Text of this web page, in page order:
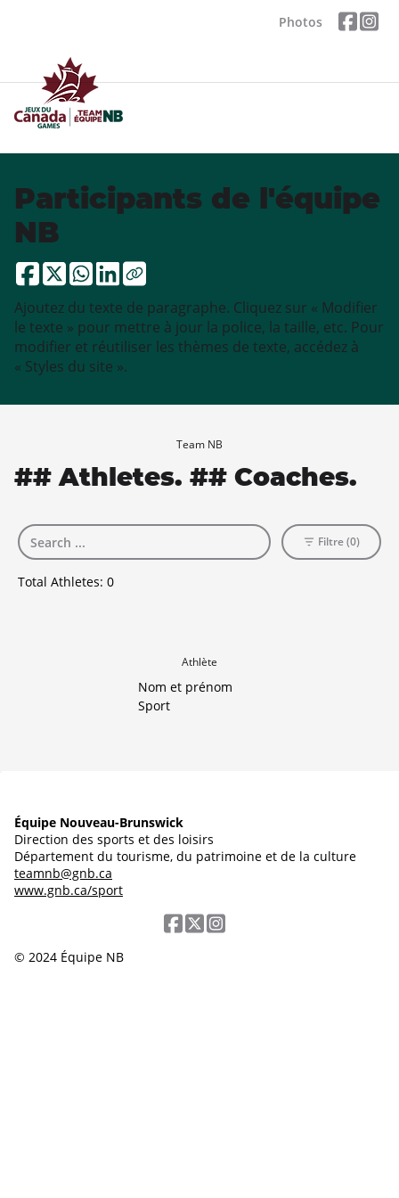
Photos
Participants de l'équipe
NB
Ajoutez du texte de paragraphe. Cliquez sur « Modifier
le texte » pour mettre à jour la police, la taille, etc. Pour
modifier et réutiliser les thèmes de texte, accédez à
« Styles du site ».
Team NB
## Athletes. ## Coaches.
Total Athletes: 0
Filtre (0)
Athlète
Nom et prénom
Sport
Équipe Nouveau-Brunswick
Direction des sports et des loisirs
Département du tourisme, du patrimoine et de la culture
teamnb@gnb.ca
www.gnb.ca/sport
© 2024 Équipe NB